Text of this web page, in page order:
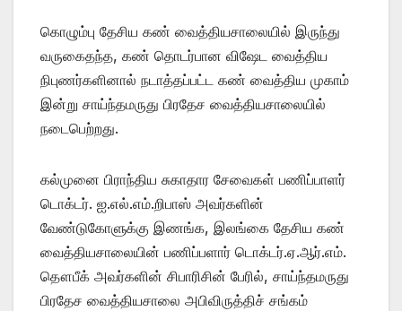
கொழும்பு தேசிய கண் வைத்தியசாலையில் இருந்து
வருகைதந்த, கண் தொடர்பான விஷேட வைத்திய
நிபுணர்களினால் நடாத்தப்பட்ட கண் வைத்திய முகாம்
இன்று சாய்ந்தமருது பிரதேச வைத்தியசாலையில்
நடைபெற்றது.
கல்முனை பிராந்திய சுகாதார சேவைகள் பணிப்பாளர்
டொக்டர். ஐ.எல்.எம்.றிபாஸ் அவர்களின்
வேண்டுகோளுக்கு இணங்க, இலங்கை தேசிய கண்
வைத்தியசாலையின் பணிப்பளார் டொக்டர்.ஏ.ஆர்.எம்.
தௌபீக் அவர்களின் சிபாரிசின் பேரில், சாய்ந்தமருது
பிரதேச வைத்தியசாலை அபிவிருத்திச் சங்கம்